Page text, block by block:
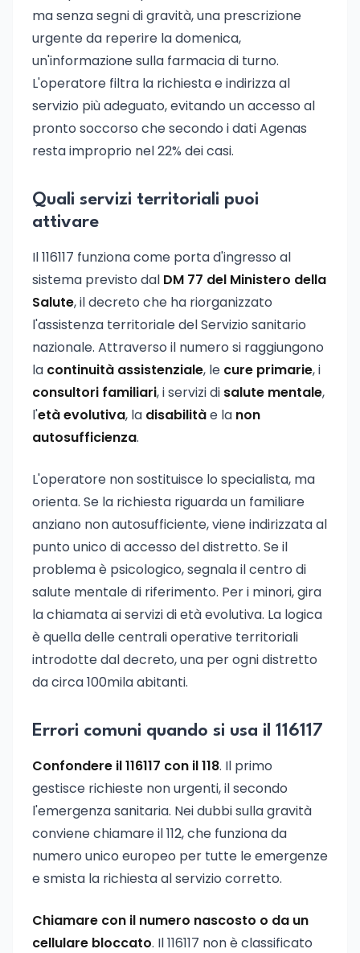
ma senza segni di gravità, una prescrizione
urgente da reperire la domenica,
un'informazione sulla farmacia di turno.
L'operatore filtra la richiesta e indirizza al
servizio più adeguato, evitando un accesso al
pronto soccorso che secondo i dati Agenas
resta improprio nel 22% dei casi.
Quali servizi territoriali puoi
attivare
Il 116117 funziona come porta d'ingresso al
sistema previsto dal DM 77 del Ministero della
Salute, il decreto che ha riorganizzato
l'assistenza territoriale del Servizio sanitario
nazionale. Attraverso il numero si raggiungono
la continuità assistenziale, le cure primarie, i
consultori familiari, i servizi di salute mentale,
l'età evolutiva, la disabilitàe la non
autosufficienza.
L'operatore non sostituisce lo specialista, ma
orienta. Se la richiesta riguarda un familiare
anziano non autosufficiente, viene indirizzata al
punto unico di accesso del distretto. Se il
problema è psicologico, segnala il centro di
salute mentale di riferimento. Per i minori, gira
la chiamata ai servizi di età evolutiva. La logica
è quella delle centrali operative territoriali
introdotte dal decreto, una per ogni distretto
da circa 100mila abitanti.
Errori comuni quando si usa il 116117
Confondere il 116117 con il 118. Il primo
gestisce richieste non urgenti, il secondo
l'emergenza sanitaria. Nei dubbi sulla gravità
conviene chiamare il 112, che funziona da
numero unico europeo per tutte le emergenze
e smista la richiesta al servizio corretto.
Chiamare con il numero nascosto o da un
cellulare bloccato. Il 116117 non è classificato